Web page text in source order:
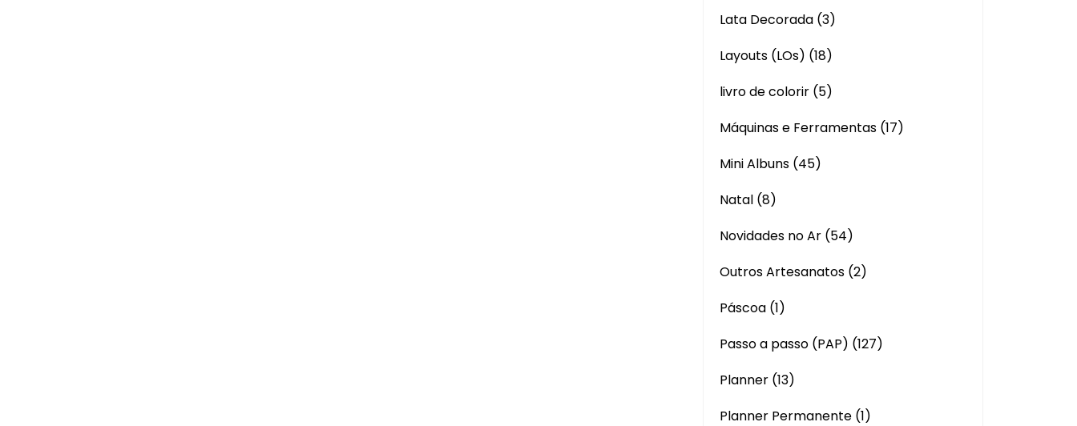
Lata Decorada (3)
Layouts (LOs) (18)
livro de colorir (5)
Máquinas e Ferramentas (17)
Mini Albuns (45)
Natal (8)
Novidades no Ar (54)
Outros Artesanatos (2)
Páscoa (1)
Passo a passo (PAP) (127)
Planner (13)
Planner Permanente (1)